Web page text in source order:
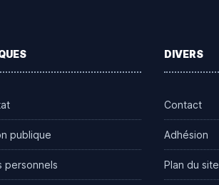
publique
personnels
DIVERS
Contact
Adhésion
Plan du site